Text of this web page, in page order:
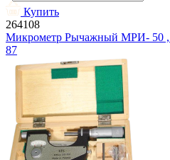
Купить
264108
Микрометр Рычажный МРИ- 50
87